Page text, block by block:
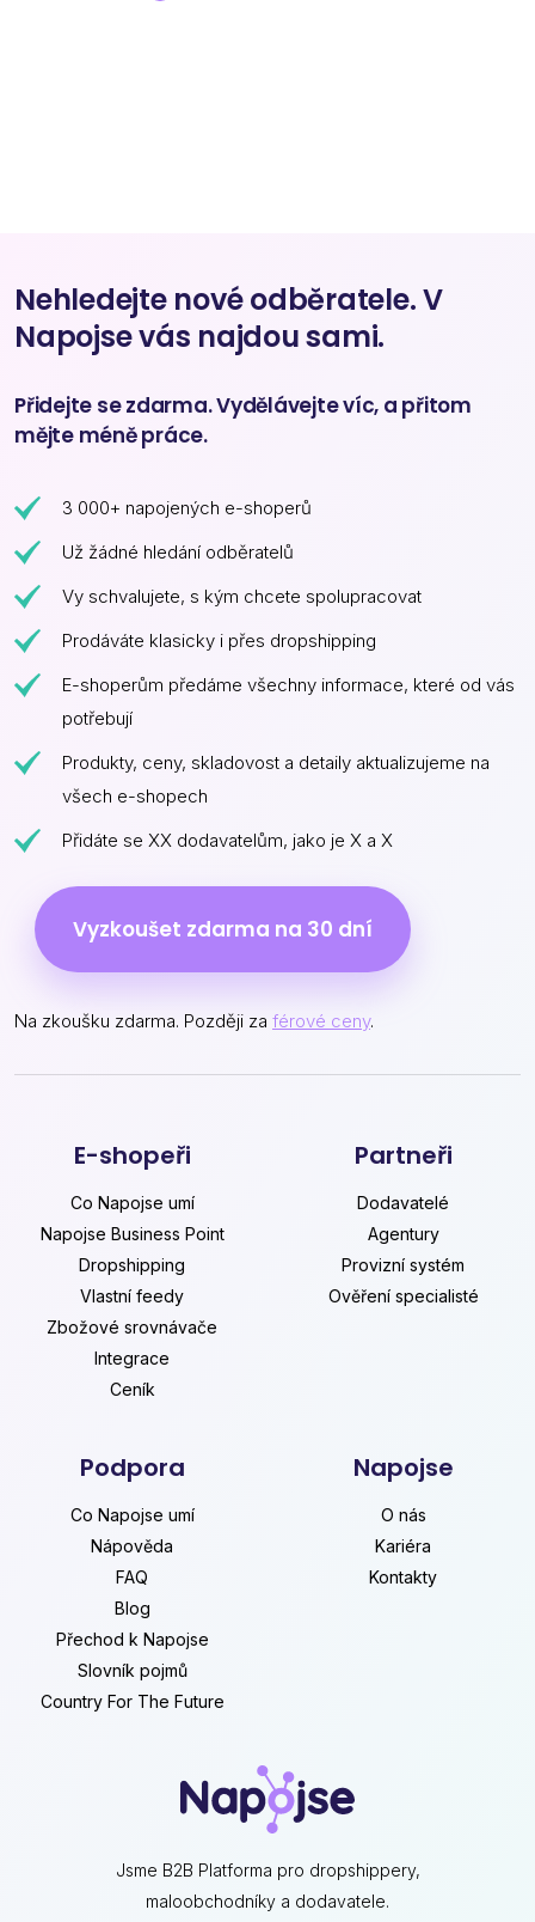
Nehledejte nové odběratele. V
Napojse vás najdou sami.
Přidejte se zdarma. Vydělávejte víc, a přitom
mějte méně práce.
3 000+ napojených e-shoperů
Už žádné hledání odběratelů
Vy schvalujete, s kým chcete spolupracovat
Prodáváte klasicky i přes dropshipping
E-shoperům předáme všechny informace, které od vás
potřebují
Produkty, ceny, skladovost a detaily aktualizujeme na
všech e-shopech
Přidáte se XX dodavatelům, jako je X a X
Vyzkoušet zdarma na 30 dní
Na zkoušku zdarma. Později za férové ceny.
Jsme B2B Platforma pro dropshippery,
maloobchodníky a dodavatele.
E-shopeři
Co Napojse umí
Napojse Business Point
Dropshipping
Vlastní feedy
Zbožové srovnávače
Integrace
Ceník
Partneři
Dodavatelé
Agentury
Provizní systém
Ověření specialisté
Podpora
Co Napojse umí
Nápověda
FAQ
Blog
Přechod k Napojse
Slovník pojmů
Country For The Future
Napojse
O nás
Kariéra
Kontakty